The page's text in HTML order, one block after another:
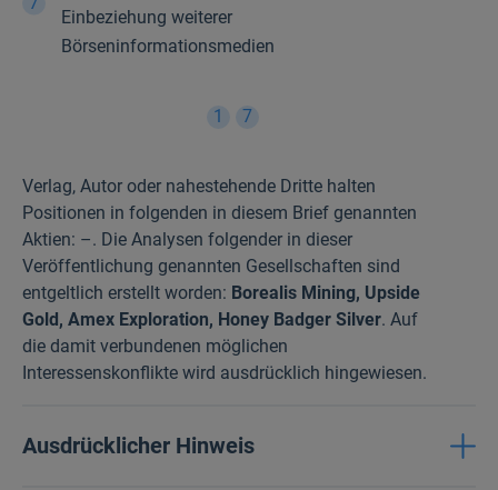
Einbeziehung weiterer
Börseninformationsmedien
1 7
Verlag, Autor oder nahestehende Dritte halten
Positionen in folgenden in diesem Brief genannten
Aktien: –. Die Analysen folgender in dieser
Veröffentlichung genannten Gesellschaften sind
entgeltlich erstellt worden: Borealis Mining, Upside
Gold, Amex Exploration, Honey Badger Silver. Auf
die damit verbundenen möglichen
Interessenskonflikte wird ausdrücklich hingewiesen.
Ausdrücklicher Hinweis